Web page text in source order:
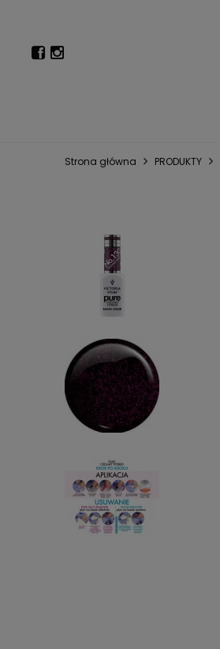
Strona główna PRODUKTY